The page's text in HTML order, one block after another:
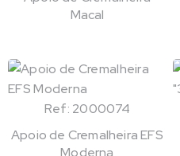
Macal
Ref: 2000074
Apoio de Cremalheira EFS
Moderna